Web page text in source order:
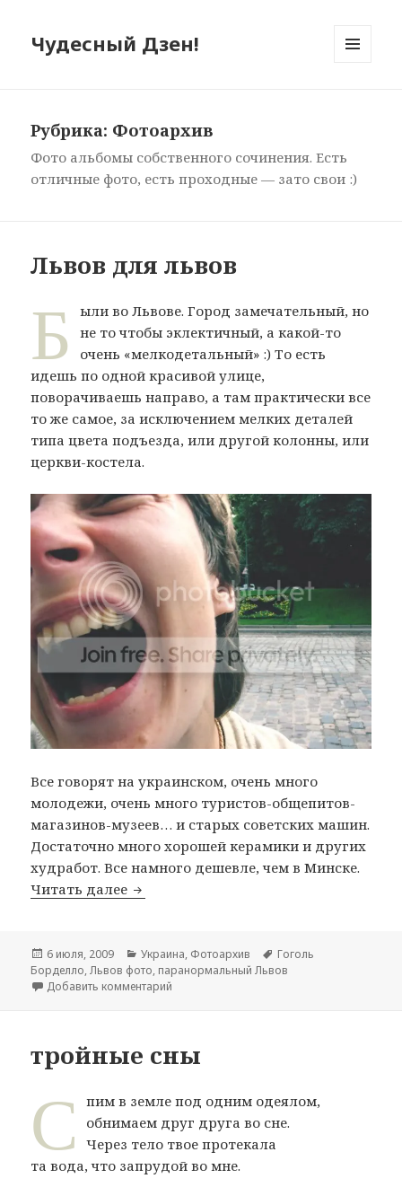
Чудесный Дзен!
Рубрика: Фотоархив
Фото альбомы собственного сочинения. Есть
отличные фото, есть проходные — зато свои :)
Львов для львов
Б
ыли во Львове. Город замечательный, но
не то чтобы эклектичный, а какой-то
очень «мелкодетальный» :) То есть
идешь по одной красивой улице,
поворачиваешь направо, а там практически все
то же самое, за исключением мелких деталей
типа цвета подъезда, или другой колонны, или
церкви-костела.
Все говорят на украинском, очень много
молодежи, очень много туристов-общепитов-
магазинов-музеев… и старых советских машин.
Достаточно много хорошей керамики и других
худработ. Все намного дешевле, чем в Минске.
Читать далее Львов для львов
Опубликовано
6 июля, 2009 Рубрики
Украина, Фотоархив Метки
Гоголь
Борделло,Львов фото, паранормальный Львов
Добавить комментарий
тройные сны
С
пим в земле под одним одеялом,
обнимаем друг друга во сне.
Через тело твое протекала
та вода, что запрудой во мне.